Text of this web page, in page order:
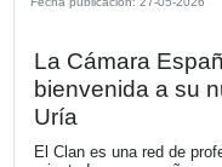
VER MÁS